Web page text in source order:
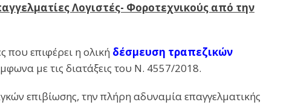
Λογιστές- Φοροτεχνικούς από την
που επιφέρει η ολική δέσμευση τραπεζικών
με τις διατάξεις του Ν. 4557/2018.
επιβίωσης, την πλήρη αδυναμία επαγγελματικής